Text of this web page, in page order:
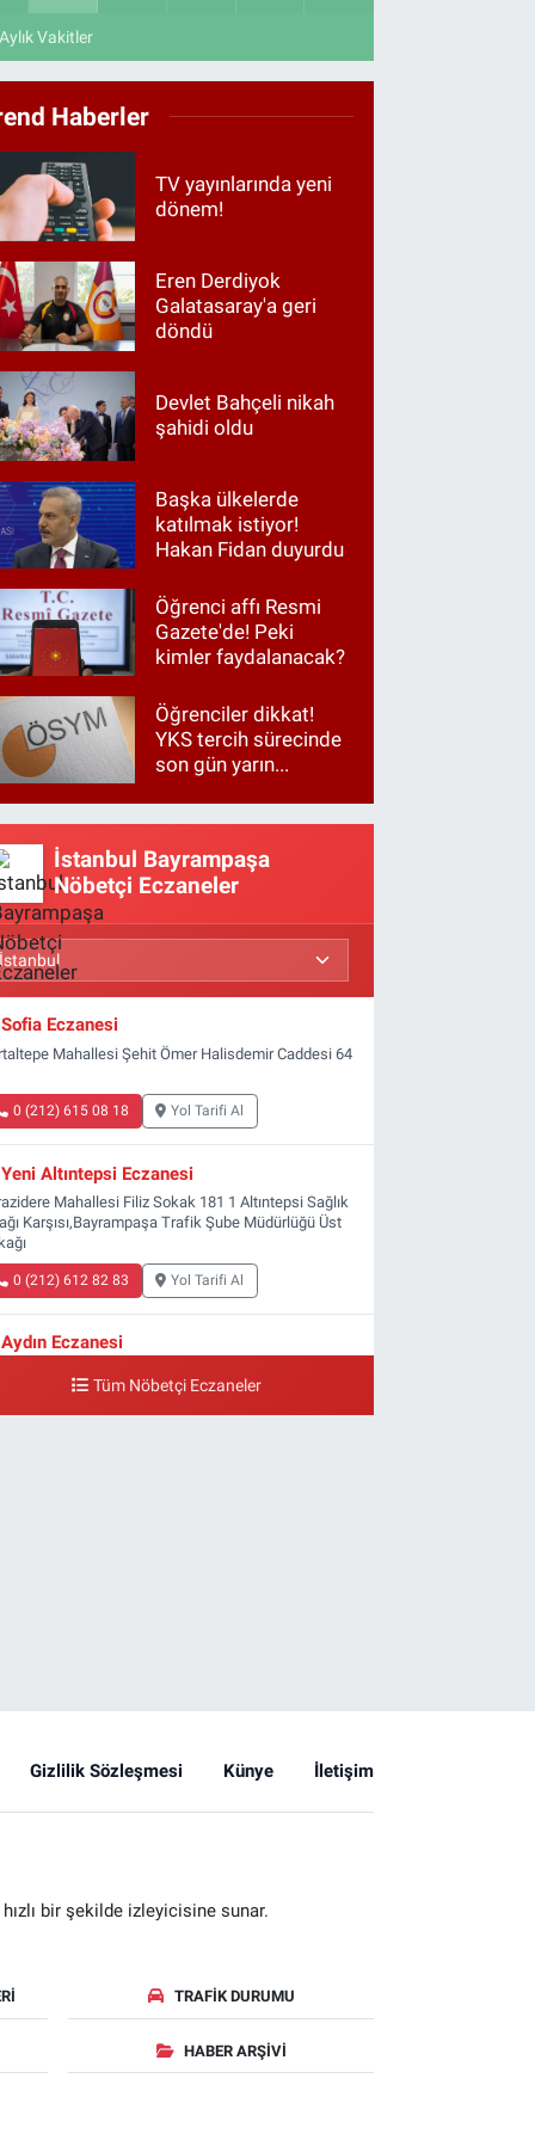
Aylık Vakitler
Haberler
TV yayınlarında yeni
dönem!
Eren Derdiyok
Galatasaray'a geri
döndü
Devlet Bahçeli nikah
şahidi oldu
Başka ülkelerde
katılmak istiyor!
Hakan Fidan duyurdu
Öğrenci affı Resmi
Gazete'de! Peki
kimler faydalanacak?
Öğrenciler dikkat!
YKS tercih sürecinde
son gün yarın...
İstanbul Bayrampaşa
Nöbetçi Eczaneler
Sofia Eczanesi
Mahallesi Şehit Ömer Halisdemir Caddesi 64
0 (212) 615 08 18 Yol Tarifi Al
Yeni Altıntepsi Eczanesi
Mahallesi Filiz Sokak 181 1 Altıntepsi Sağlık
Karşısı,Bayrampaşa Trafik Şube Müdürlüğü Üst
0 (212) 612 82 83 Yol Tarifi Al
Aydın Eczanesi
Tüm Nöbetçi Eczaneler
Gizlilik Sözleşmesi Künye İletişim
bir şekilde izleyicisine sunar.
TRAFIK DURUMU
HABER ARŞIVI